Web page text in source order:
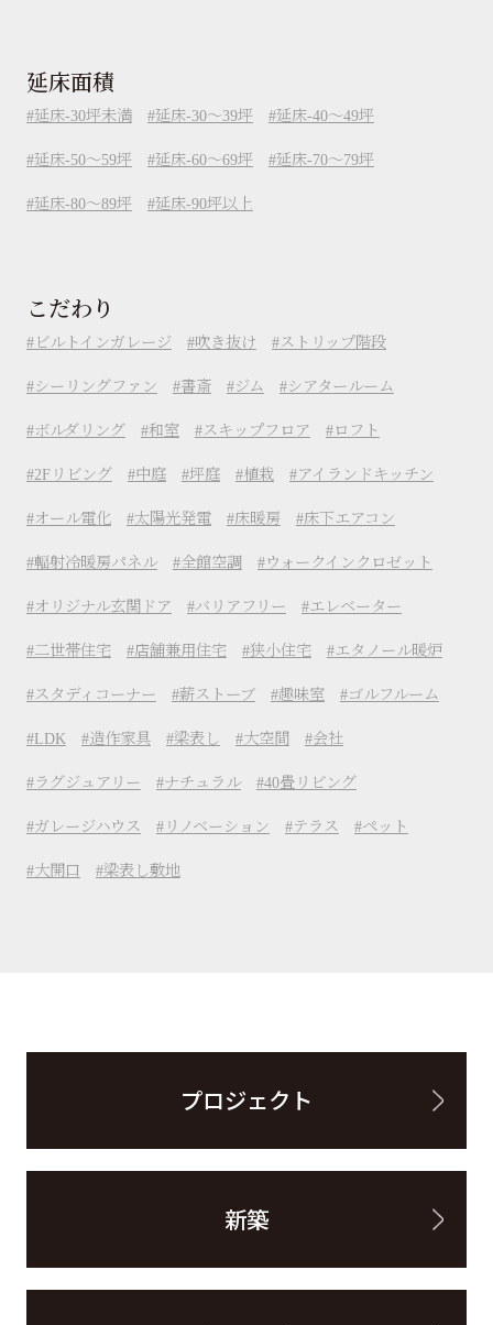
延床面積
延床-30坪未満 延床-30～39坪 延床-40～49坪
延床-50～59坪 延床-60～69坪 延床-70～79坪
延床-80～89坪 延床-90坪以上
こだわり
ビルトインガレージ 吹き抜け ストリップ階段
シーリングファン 書斎 ジム シアタールーム
ボルダリング 和室 スキップフロア ロフト
2Fリビング 中庭 坪庭 植栽 アイランドキッチン
オール電化 太陽光発電 床暖房 床下エアコン
輻射冷暖房パネル 全館空調 ウォークインクロゼット
オリジナル玄関ドア バリアフリー エレベーター
二世帯住宅 店舗兼用住宅 狭小住宅 エタノール暖炉
スタディコーナー 薪ストーブ 趣味室 ゴルフルーム
LDK 造作家具 梁表し 大空間 会社
ラグジュアリー ナチュラル 40畳リビング
ガレージハウス リノベーション テラス ペット
大開口 梁表し敷地
プロジェクト
新築